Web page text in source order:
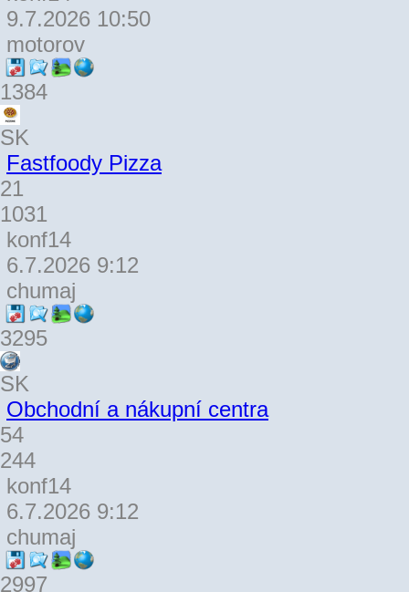
9.7.2026 10:50
motorov
1384
SK
Fastfoody Pizza
21
1031
konf14
6.7.2026 9:12
chumaj
3295
SK
Obchodní a nákupní centra
54
244
konf14
6.7.2026 9:12
chumaj
2997